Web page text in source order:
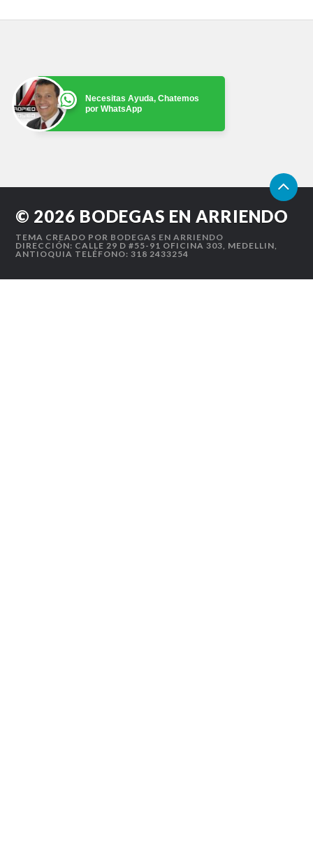
Necesitas Ayuda, Chatemos
por WhatsApp
© 2026 BODEGAS EN ARRIENDO
TEMA CREADO POR BODEGAS EN ARRIENDO
DIRECCIÓN: CALLE 29 D #55-91 OFICINA 303, MEDELLIN,
ANTIOQUIA TELÉFONO: 318 2433254